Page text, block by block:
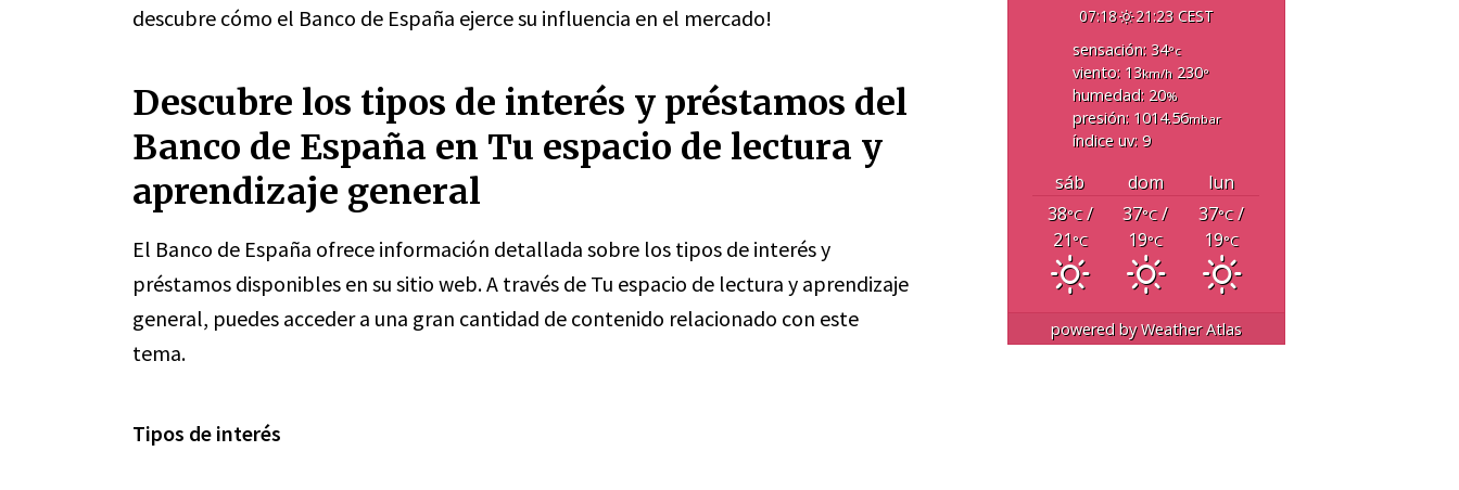
descubre cómo el Banco de España ejerce su influencia en el mercado!
Descubre los tipos de interés y préstamos del
Banco de España en Tu espacio de lectura y
aprendizaje general
El Banco de España ofrece información detallada sobre los tipos de interés y
préstamos disponibles en su sitio web. A través de Tu espacio de lectura y aprendizaje
general, puedes acceder a una gran cantidad de contenido relacionado con este
tema.
Tipos de interés
07:18
21:23 CEST
sensación: 34°c
viento: 13km/h230°
humedad: 20%
presión: 1014.56mbar
índice uv: 9
sáb dom
lun
38°C/
21°C
37°C/
19°C
37°C/
19°C
powered byWeather Atlas